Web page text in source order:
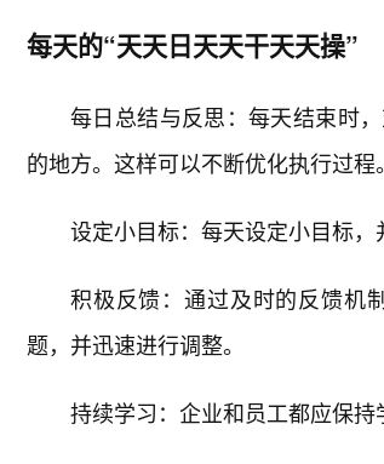
每天的“天天日天天干天天操”
每日总结与反思：每天结束时
的地方。这样可以不断优化执行过程。
设定小目标：每天设定小目标，
积极反馈：通过及时的反馈机
题，并迅速进行调整。
持续学习：企业和员工都应保持